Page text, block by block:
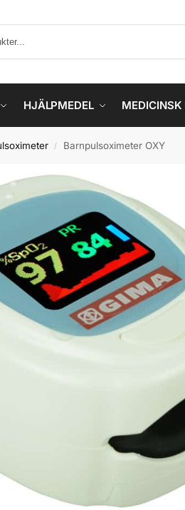
HJÄLPMEDEL MEDICINSK
/ Barnpulsoximeter OXY